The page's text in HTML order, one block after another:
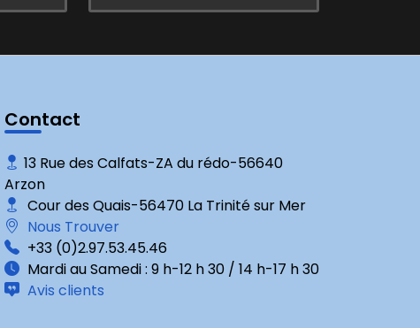
Contact
13 Rue des Calfats-ZA du rédo-56640
Arzon
Cour des Quais-56470 La Trinité sur Mer
Nous Trouver
+33 (0)2.97.53.45.46
Mardi au Samedi : 9 h-12 h 30 / 14 h-17 h 30
Avis clients